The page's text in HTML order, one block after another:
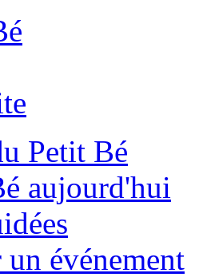
Petit Bé
aujourd'hui
événement